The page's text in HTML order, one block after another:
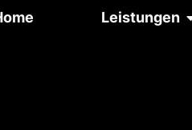
Leistungen